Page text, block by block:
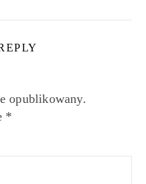
opublikowany.
*